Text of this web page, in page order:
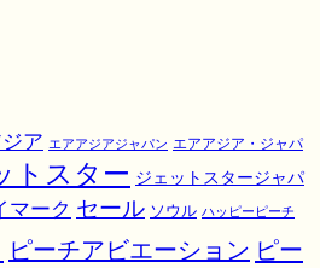
ア エアアジアジャパン エアアジア・ジャパ
トスター ジェットスタージャパ
マーク セール ソウル ハッピーピーチ
ピーチアビエーション ピー